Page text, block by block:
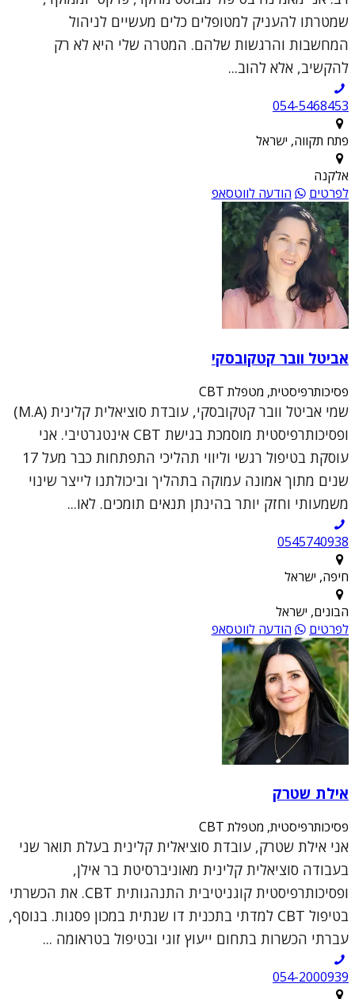
שמטרתו להעניק למטופלים כלים מעשיים לניהול
המחשבות והרגשות שלהם. המטרה שלי היא לא רק
להקשיב, אלא להוב...
054-5468453
פתח תקווה, ישראל
אלקנה
לפרטים
הודעה לווטסאפ
אביטל וובר קטקובסקי
פסיכותרפיסטית, מטפלת CBT
שמי אביטל וובר קטקובסקי, עובדת סוציאלית קלינית (M.A)
ופסיכותרפיסטית מוסמכת בגישת CBT אינטגרטיבי. אני
עוסקת בטיפול רגשי וליווי תהליכי התפתחות כבר מעל 17
שנים מתוך אמונה עמוקה בתהליך וביכולתנו לייצר שינוי
משמעותי וחזק יותר בהינתן תנאים תומכים. לאו...
0545740938
חיפה, ישראל
הבונים, ישראל
לפרטים
הודעה לווטסאפ
אילת שטרק
פסיכותרפיסטית, מטפלת CBT
אני אילת שטרק, עובדת סוציאלית קלינית בעלת תואר שני
בעבודה סוציאלית קלינית מאוניברסיטת בר אילן,
ופסיכותרפיסטית קוגניטיבית התנהגותית CBT. את הכשרתי
בטיפול CBT למדתי בתכנית דו שנתית במכון פסגות. בנוסף,
עברתי הכשרות בתחום ייעוץ זוגי ובטיפול בטראומה ...
054-2000939